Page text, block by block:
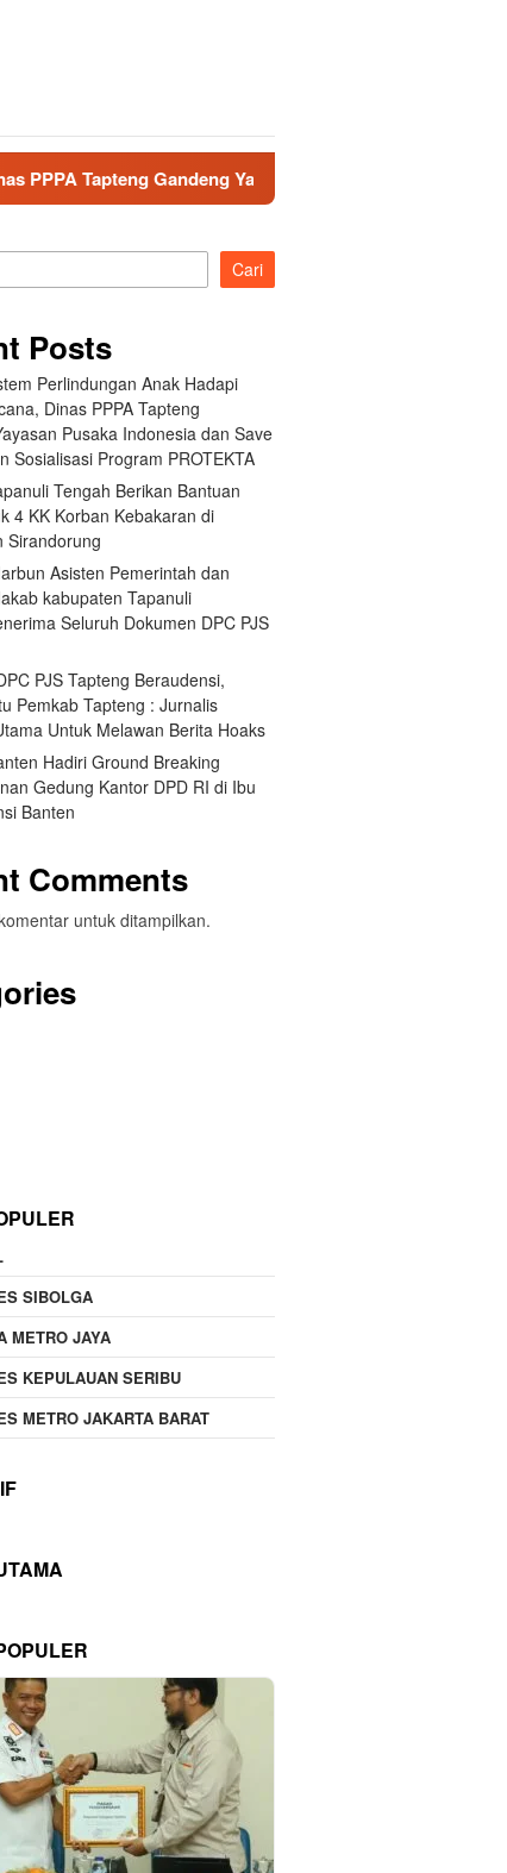
Yayasan Pusaka Indonesia dan Save the
Cari
Posts
Perlindungan Anak Hadapi
Dinas PPPA Tapteng
Pusaka Indonesia dan Save
Sosialisasi Program PROTEKTA
Tengah Berikan Bantuan
4 KK Korban Kebakaran di
Sirandorung
Asisten Pemerintah dan
kabupaten Tapanuli
Seluruh Dokumen DPC PJS
PJS Tapteng Beraudensi,
Pemkab Tapteng : Jurnalis
Untuk Melawan Berita Hoaks
Hadiri Ground Breaking
Gedung Kantor DPD RI di Ibu
Banten
Comments
untuk ditampilkan.
SIBOLGA
METRO JAYA
KEPULAUAN SERIBU
METRO JAKARTA BARAT